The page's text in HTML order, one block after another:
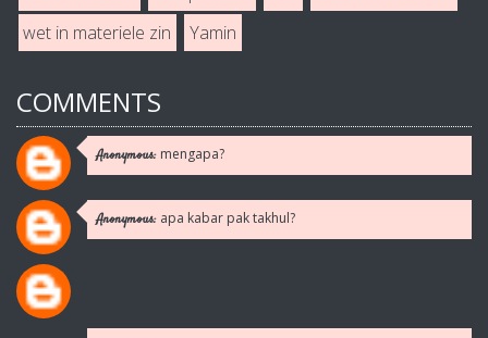
wet in materiele zin
Yamin
COMMENTS
Anonymous: mengapa?
Anonymous: apa kabar pak takhul?